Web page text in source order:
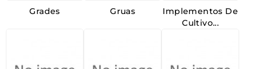
Grades Gruas
Implementos De
Cultivo...